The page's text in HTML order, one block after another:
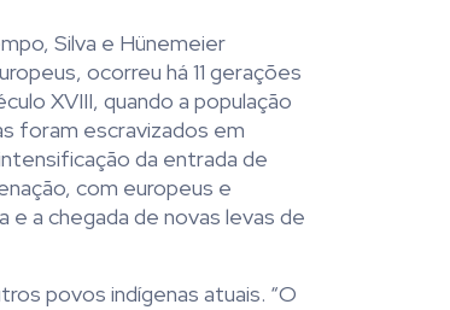
Silva e Hünemeier
ocorreu há 11 gerações
XVIII, quando a população
foram escravizados em
da entrada de
com europeus e
e a chegada de novas levas de
povos indígenas atuais. “O